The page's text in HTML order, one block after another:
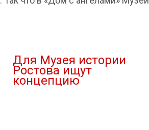
Для Музея истории
Ростова ищут
концепцию